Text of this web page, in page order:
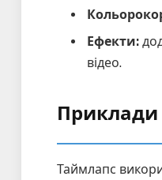
Ефекти:
відео.
Приклади
Таймлапс